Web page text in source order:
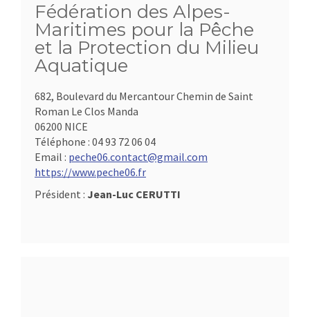
Fédération des Alpes-
Maritimes pour la Pêche
et la Protection du Milieu
Aquatique
682, Boulevard du Mercantour Chemin de Saint
Roman Le Clos Manda
06200 NICE
Téléphone : 04 93 72 06 04
Email : peche06.contact@gmail.com
https://www.peche06.fr
Président : Jean-Luc CERUTTI